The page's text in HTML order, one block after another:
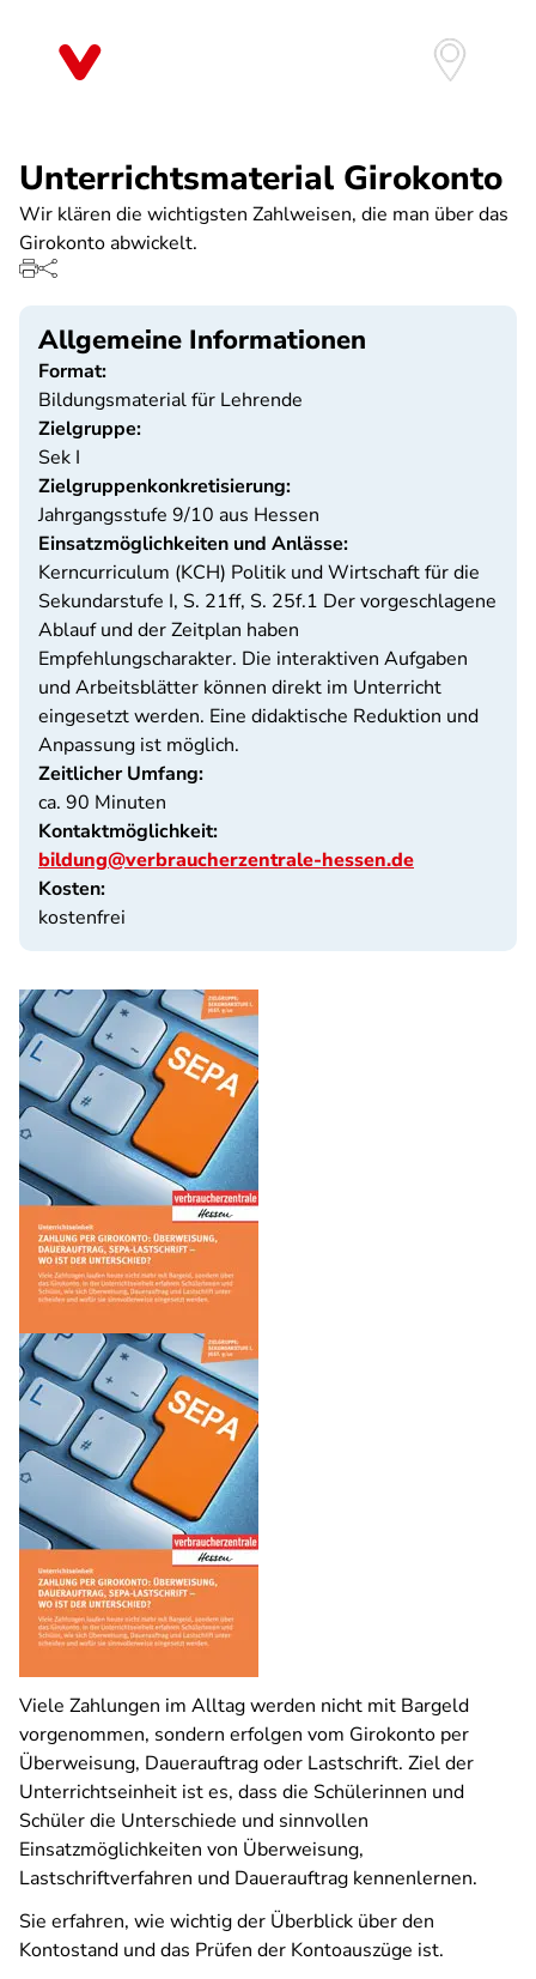
Unterrichtsmaterial Girokonto
Wir klären die wichtigsten Zahlweisen, die man über das
Girokonto abwickelt.
Allgemeine Informationen
Format:
Bildungsmaterial für Lehrende
Zielgruppe:
Sek I
Zielgruppenkonkretisierung:
Jahrgangsstufe 9/10 aus Hessen
Einsatzmöglichkeiten und Anlässe:
Kerncurriculum (KCH) Politik und Wirtschaft für die
Sekundarstufe I, S. 21ff, S. 25f.1 Der vorgeschlagene
Ablauf und der Zeitplan haben
Empfehlungscharakter. Die interaktiven Aufgaben
und Arbeitsblätter können direkt im Unterricht
eingesetzt werden. Eine didaktische Reduktion und
Anpassung ist möglich.
Zeitlicher Umfang:
ca. 90 Minuten
Kontaktmöglichkeit:
bildung@verbraucherzentrale-hessen.de
Kosten:
kostenfrei
Viele Zahlungen im Alltag werden nicht mit Bargeld
vorgenommen, sondern erfolgen vom Girokonto per
Überweisung, Dauerauftrag oder Lastschrift. Ziel der
Unterrichtseinheit ist es, dass die Schülerinnen und
Schüler die Unterschiede und sinnvollen
Einsatzmöglichkeiten von Überweisung,
Lastschriftverfahren und Dauerauftrag kennenlernen.
Sie erfahren, wie wichtig der Überblick über den
Kontostand und das Prüfen der Kontoauszüge ist.